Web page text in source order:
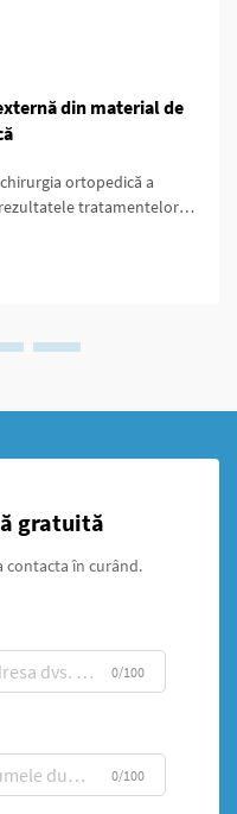
din material de
ortopedică a
tratamentelor.
gratuită
contacta în curând.
0/100
0/100